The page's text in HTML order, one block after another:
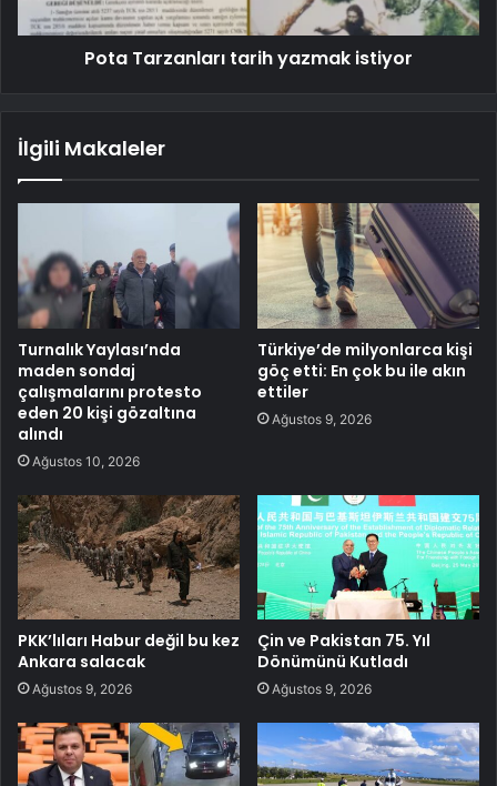
Pota Tarzanları tarih yazmak istiyor
İlgili Makaleler
Turnalık Yaylası’nda
maden sondaj
çalışmalarını protesto
eden 20 kişi gözaltına
alındı
Ağustos 10, 2026
Türkiye’de milyonlarca kişi
göç etti: En çok bu ile akın
ettiler
Ağustos 9, 2026
PKK’lıları Habur değil bu kez
Ankara salacak
Ağustos 9, 2026
Çin ve Pakistan 75. Yıl
Dönümünü Kutladı
Ağustos 9, 2026